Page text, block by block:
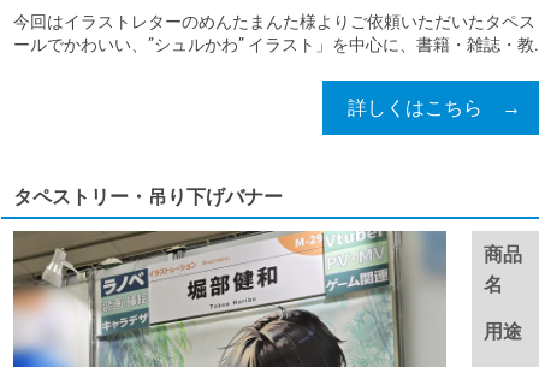
今回はイラストレターのめんたまんた様よりご依頼いただいたタペ
ールでかわいい、”シュルかわ” イラスト」を中心に、書籍・雑誌・教
詳しくはこちら →
タペストリー・吊り下げバナー
商品
名
用途